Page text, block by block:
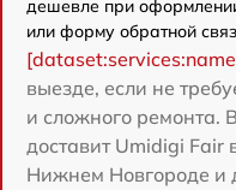
дешевле при
или форму обратной
выезде, если не
и сложного ремонта.
доставит Umidigi Fair
Нижнем Новгороде и